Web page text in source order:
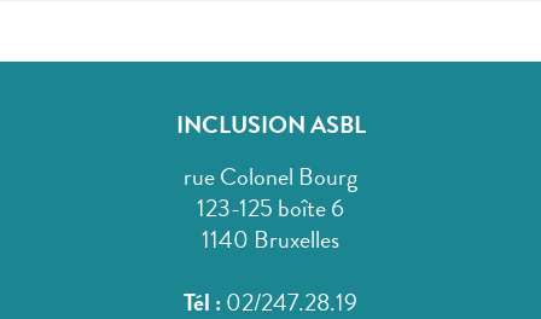
INCLUSION ASBL
rue Colonel Bourg
123-125 boîte 6
1140 Bruxelles
Tél : 02/247.28.19